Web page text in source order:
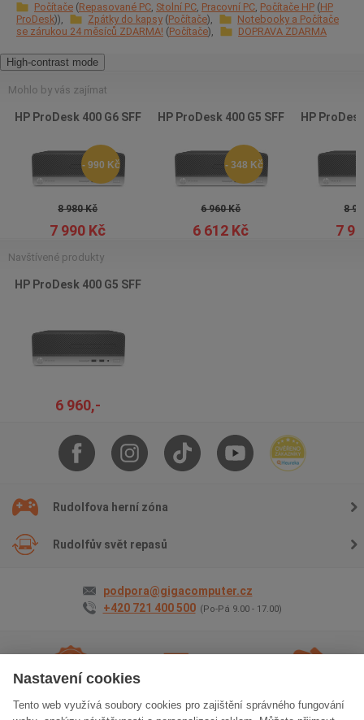
Nastavení cookies
Tento web využívá soubory cookies pro zajištění správného fungování
Počítače Repasované PC Stolní PC Pracovní PC Počítače HP HP
ProDesk
Zpátky do kapsy Počítače
Notebooky a Počítače
se zárukou 24 měsíců ZDARMA! Počítače DOPRAVA ZDARMA
High-contrast mode
Mohlo by vás zajímat
HP ProDesk 400 G6 SFF
- 990 Kč
8 980 Kč
7 990 Kč
HP ProDesk 400 G5 SFF
- 348 Kč
6 960 Kč
6 612 Kč
HP
8
7
Navštívené produkty
HP ProDesk 400 G5 SFF
6 960,-
Rudolfova herní zóna
Rudolfův svět repasů
podpora@gigacomputer.cz
+420 721 400 500 (Po-Pá 9.00 - 17.00)
2 roky záruky na vše Doprava zdarma Osobní odběr zdarma